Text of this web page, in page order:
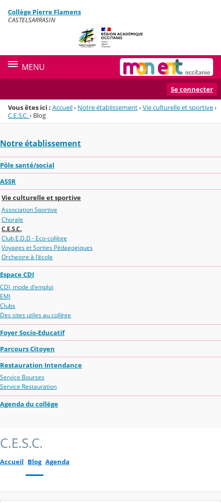
Menu de la rubrique
Contenu
Collège Pierre Flamens
CASTELSARRASIN
MENU
Se connecter
Vous êtes ici : Accueil› Notre établissement›Vie culturelle et sportive›
C.E.S.C.› Blog
Notre établissement
Pôle santé/social
ASSR
Vie culturelle et sportive
Association Sportive
Chorale
C.E.S.C.
Club E.D.D - Eco-collège
Voyages et Sorties Pédagogiques
Orchestre à l'école
Espace CDI
CDI, mode d'emploi
EMI
Clubs
Des sites utiles au collège
Foyer Socio-Educatif
Parcours Citoyen
Restauration Intendance
Service Bourses
Service Restauration
Agenda du collège
C.E.S.C.
Accueil Blog Agenda